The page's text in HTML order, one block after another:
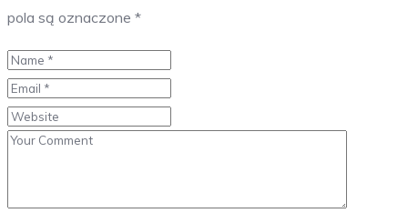
pola są oznaczone *